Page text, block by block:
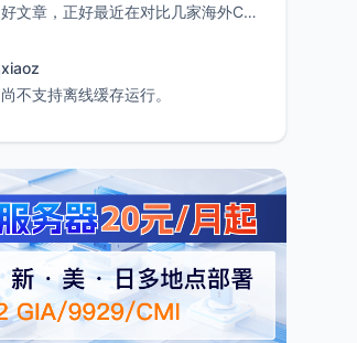
好文章，正好最近在对比几家海外CDN。文中提到CF免费版不支持自定义回源端口和HOST这个痛点太真实
xiaoz
尚不支持离线缓存运行。